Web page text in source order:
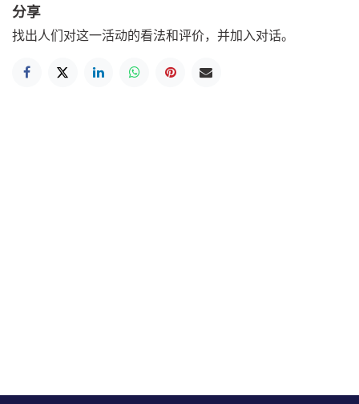
分享
找出人们对这一活动的看法和评价，并加入对话。